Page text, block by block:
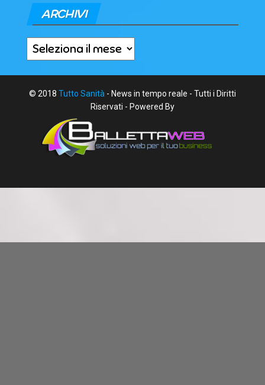
ARCHIVI
Archivi
© 2018 Tutto Sanità - News in tempo reale - Tutti i Diritti
Riservati - Powered By